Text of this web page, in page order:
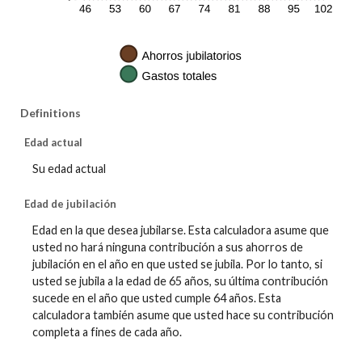
Definitions
Edad actual
Su edad actual
Edad de jubilación
Edad en la que desea jubilarse. Esta calculadora asume que
usted no hará ninguna contribución a sus ahorros de
jubilación en el año en que usted se jubila. Por lo tanto, si
usted se jubila a la edad de 65 años, su última contribución
sucede en el año que usted cumple 64 años. Esta
calculadora también asume que usted hace su contribución
completa a fines de cada año.